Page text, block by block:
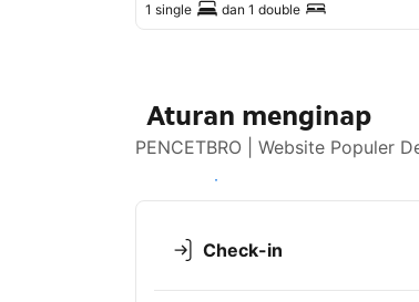
1 single dan 1 double
Aturan menginap
PENCETBRO | Website Populer
Lihat ketersediaan
Check-in